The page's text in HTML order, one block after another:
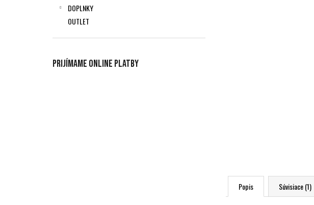
DOPLNKY
OUTLET
Prijímame online platby
Popis Súvisiace (1)